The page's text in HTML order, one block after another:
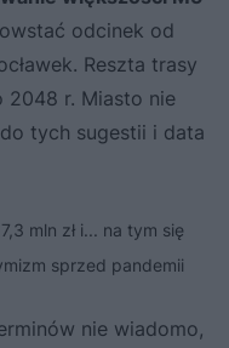
odcinek od
Reszta trasy
2048 r. Miasto nie
tych sugestii i data
mln zł i... na tym się
sprzed pandemii
nie wiadomo,